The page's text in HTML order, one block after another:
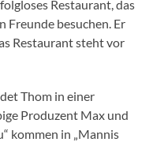
Restaurant, das
Freunde besuchen. Er
Restaurant steht vor
Thom in einer
Produzent Max und
kommen in „Mannis